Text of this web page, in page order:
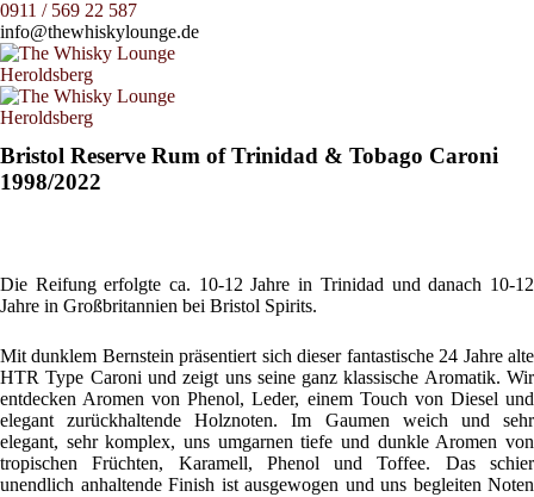
0911 / 569 22 587
info@thewhiskylounge.de
Bristol Reserve Rum of Trinidad & Tobago Caroni
1998/2022
Die Reifung erfolgte ca. 10-12 Jahre in Trinidad und danach 10-12
Jahre in Großbritannien bei Bristol Spirits.
Mit dunklem Bernstein präsentiert sich dieser fantastische 24 Jahre alte
HTR Type Caroni und zeigt uns seine ganz klassische Aromatik. Wir
entdecken Aromen von Phenol, Leder, einem Touch von Diesel und
elegant zurückhaltende Holznoten. Im Gaumen weich und sehr
elegant, sehr komplex, uns umgarnen tiefe und dunkle Aromen von
tropischen Früchten, Karamell, Phenol und Toffee. Das schier
unendlich anhaltende Finish ist ausgewogen und uns begleiten Noten